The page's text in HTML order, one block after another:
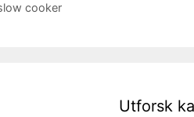
cooker
Utforsk